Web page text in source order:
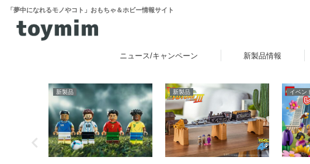
「夢中になれるモノやコト」おもちゃ＆ホビー情報サイト
ニュース/キャンペーン 新製品情報
新製品 新製品 イベン